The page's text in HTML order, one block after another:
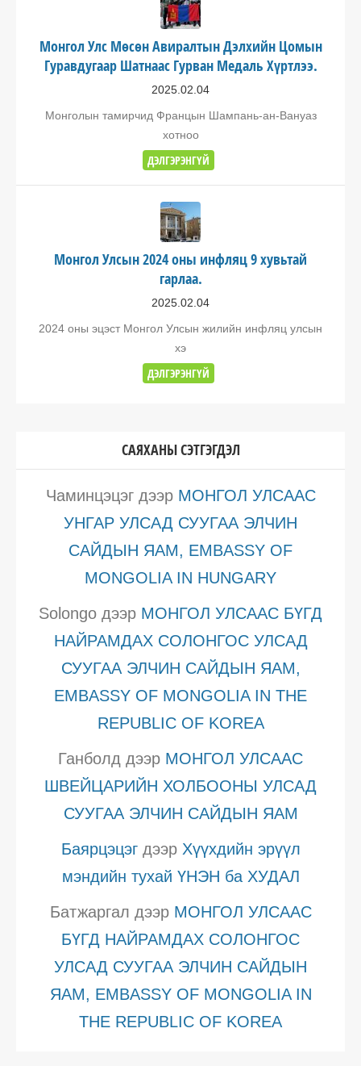
Монгол Улс Мөсөн Авиралтын Дэлхийн Цомын
Гуравдугаар Шатнаас Гурван Медаль Хүртлээ.
2025.02.04
Монголын тамирчид Францын Шампань-ан-Вануаз
хотноо
ДЭЛГЭРЭНГҮЙ
Монгол Улсын 2024 оны инфляц 9 хувьтай
гарлаа.
2025.02.04
2024 оны эцэст Монгол Улсын жилийн инфляц улсын
хэ
ДЭЛГЭРЭНГҮЙ
САЯХАНЫ СЭТГЭГДЭЛ
Чаминцэцэгдээр МОНГОЛ УЛСААС
УНГАР УЛСАД СУУГАА ЭЛЧИН
САЙДЫН ЯАМ, EMBASSY OF
MONGOLIA IN HUNGARY
Solongo дээр МОНГОЛ УЛСААС БҮГД
НАЙРАМДАХ СОЛОНГОС УЛСАД
СУУГАА ЭЛЧИН САЙДЫН ЯАМ,
EMBASSY OF MONGOLIA IN THE
REPUBLIC OF KOREA
Ганболд дээр МОНГОЛ УЛСААС
ШВЕЙЦАРИЙН ХОЛБООНЫ УЛСАД
СУУГАА ЭЛЧИН САЙДЫН ЯАМ
Баярцэцэгдээр Хүүхдийн эрүүл
мэндийн тухай ҮНЭН ба ХУДАЛ
Батжаргал дээр МОНГОЛ УЛСААС
БҮГД НАЙРАМДАХ СОЛОНГОС
УЛСАД СУУГАА ЭЛЧИН САЙДЫН
ЯАМ, EMBASSY OF MONGOLIA IN
THE REPUBLIC OF KOREA